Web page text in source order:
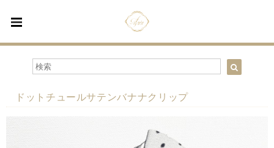
ドットチュールサテンバナナクリップ